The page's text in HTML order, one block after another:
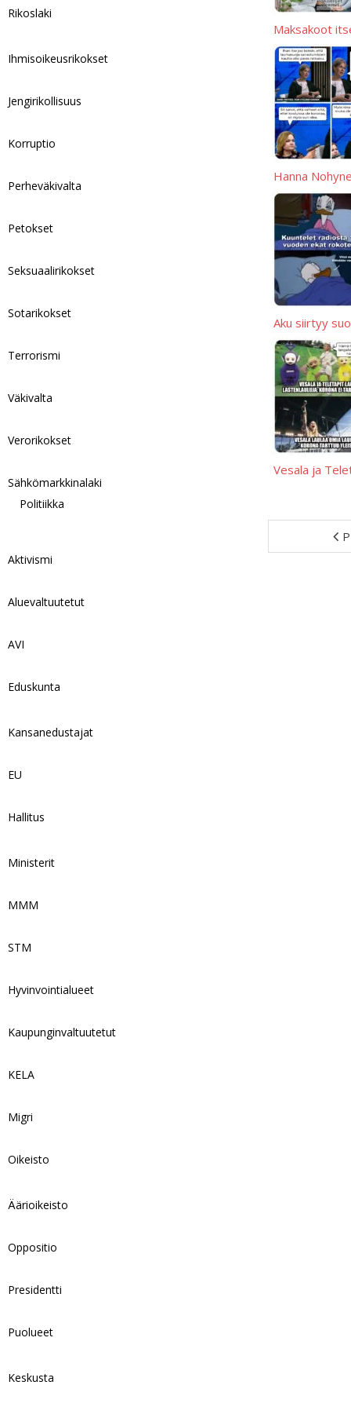
Maksakoot
Hanna
Aku siirtyy
Vesala ja
Rikoslaki
Ihmisoikeusrikokset
Jengirikollisuus
Korruptio
Perheväkivalta
Petokset
Seksuaalirikokset
Sotarikokset
Terrorismi
Väkivalta
Verorikokset
Sähkömarkkinalaki
Politiikka
Aktivismi
Aluevaltuutetut
AVI
Eduskunta
Kansanedustajat
EU
Hallitus
Ministerit
MMM
STM
Hyvinvointialueet
Kaupunginvaltuutetut
KELA
Migri
Oikeisto
Äärioikeisto
Oppositio
Presidentti
Puolueet
Keskusta